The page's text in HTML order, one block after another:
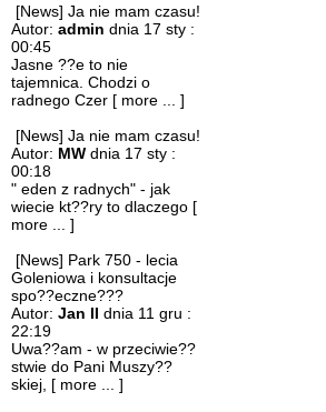
[News] Ja nie mam czasu!
Autor: admin dnia 17 sty :
00:45
Jasne ??e to nie
tajemnica. Chodzi o
radnego Czer [ more ... ]
[News] Ja nie mam czasu!
Autor: MW dnia 17 sty :
00:18
" eden z radnych" - jak
wiecie kt??ry to dlaczego [
more ... ]
[News] Park 750 - lecia
Goleniowa i konsultacje
spo??eczne???
Autor: Jan II dnia 11 gru :
22:19
Uwa??am - w przeciwie??
stwie do Pani Muszy??
skiej, [ more ... ]